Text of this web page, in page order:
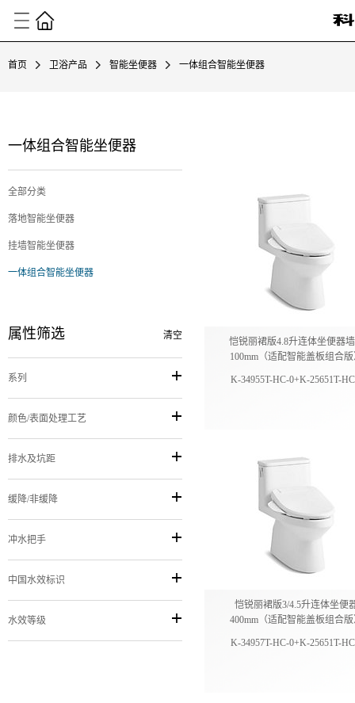
首页 卫浴产品 智能坐便器 一体组合智能坐便器
一体组合智能坐便器
全部分类
落地智能坐便器
挂墙智能坐便器
一体组合智能坐便器
属性筛选 清空
系列
颜色/表面处理工艺
排水及坑距
缓降/非缓降
冲水把手
中国水效标识
水效等级
恺锐丽裙版4.8升连体坐便器
100mm（适配智能盖板组合
K-34955T-HC-0+K-25651T-
恺锐丽裙版3/4.5升连体坐便
400mm（适配智能盖板组合
K-34957T-HC-0+K-25651T-